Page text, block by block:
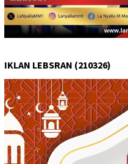
IKLAN LEBSRAN (210326)